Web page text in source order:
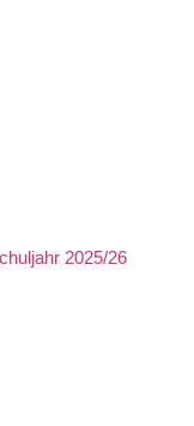
2025/26